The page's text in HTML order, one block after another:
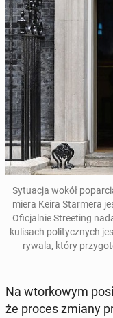
Sytu­ac­ja wokół
miera Keira Starmera
Ofic­jal­nie Street­ing
kulisach poli­ty­cznych
rywala, który
Na wtorkowym
że proces zmiany